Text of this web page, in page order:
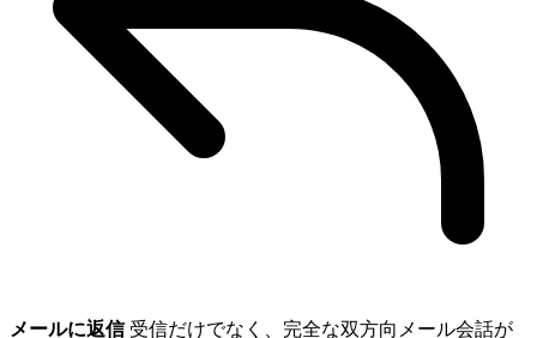
メールに返信 受信だけでなく、完全な双方向メール会話が